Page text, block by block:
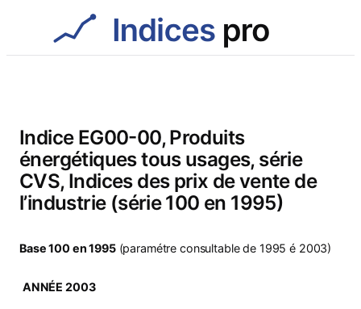
Indice EG00-00, Produits
énergétiques tous usages, série
CVS, Indices des prix de vente de
l’industrie (série 100 en 1995)
Base 100 en 1995(paramétre consultable de 1995 é 2003)
ANNÉE 2003